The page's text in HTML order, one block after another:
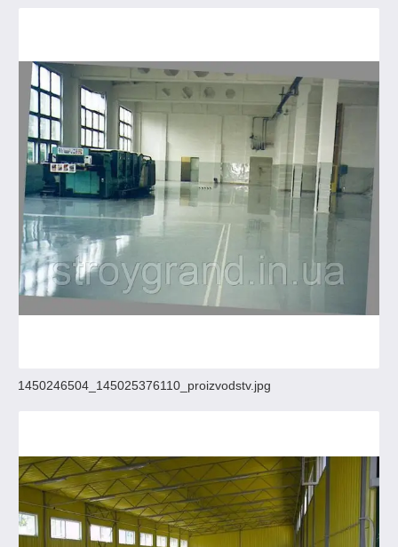
1450246504_145025376110_proizvodstv.jpg